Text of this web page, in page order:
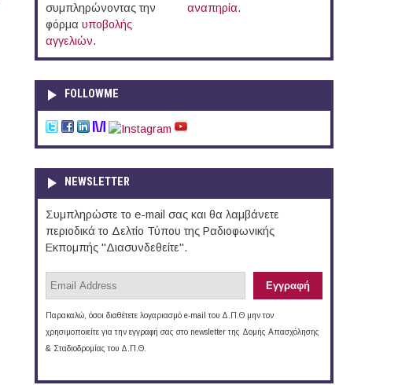
συμπληρώνοντας την
φόρμα υποβολής
αγγελιών.
αναπηρία.
FOLLOWME
NEWSLETTER
Συμπληρώστε το e-mail σας και θα λαμβάνετε
περιοδικά το Δελτίο Τύπου της Ραδιοφωνικής
Εκπομπής "Διασυνδεθείτε".
Παρακαλώ, όσοι διαθέτετε λογαριασμό e-mail του Δ.Π.Θ μην τον
χρησιμοποιείτε για την εγγραφή σας στο newsletter της Δομής Απασχόλησης
& Σταδιοδρομίας του Δ.Π.Θ.